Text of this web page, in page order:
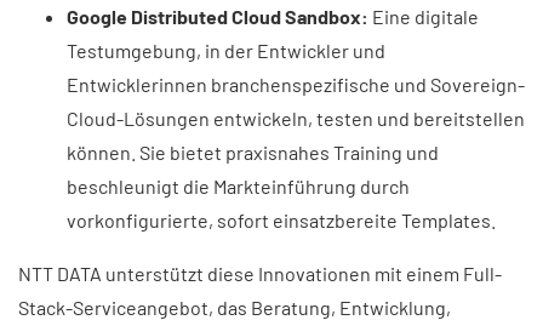
Google Distributed Cloud Sandbox: Eine digitale
Testumgebung, in der Entwickler und
Entwicklerinnen branchenspezifische und Sovereign-
Cloud-Lösungen entwickeln, testen und bereitstellen
können. Sie bietet praxisnahes Training und
beschleunigt die Markteinführung durch
vorkonfigurierte, sofort einsatzbereite Templates.
NTT DATA unterstützt diese Innovationen mit einem Full-
Stack-Serviceangebot, das Beratung, Entwicklung,